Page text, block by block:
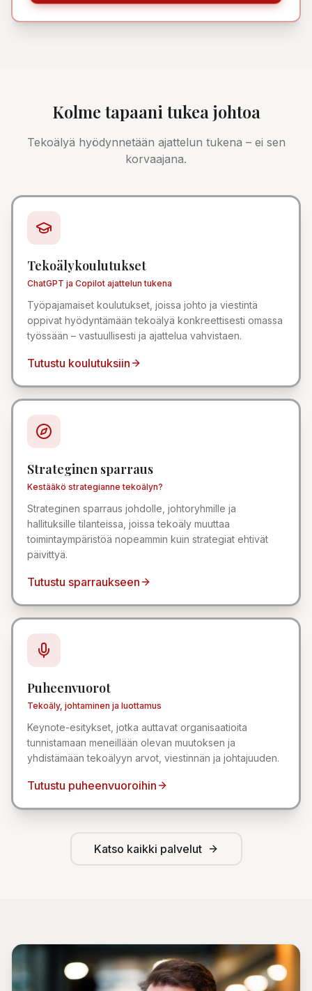
Kolme tapaani tukea johtoa
Tekoälyä hyödynnetään ajattelun tukena – ei sen
korvaajana.
Tekoälykoulutukset
ChatGPT ja Copilot ajattelun tukena
Työpajamaiset koulutukset, joissa johto ja viestintä
oppivat hyödyntämään tekoälyä konkreettisesti omassa
työssään – vastuullisesti ja ajattelua vahvistaen.
Tutustu koulutuksiin
Strateginen sparraus
Kestääkö strategianne tekoälyn?
Strateginen sparraus johdolle, johtoryhmille ja
hallituksille tilanteissa, joissa tekoäly muuttaa
toimintaympäristöä nopeammin kuin strategiat ehtivät
päivittyä.
Tutustu sparraukseen
Puheenvuorot
Tekoäly, johtaminen ja luottamus
Keynote-esitykset, jotka auttavat organisaatioita
tunnistamaan meneillään olevan muutoksen ja
yhdistämään tekoälyyn arvot, viestinnän ja johtajuuden.
Tutustu puheenvuoroihin
Katso kaikki palvelut